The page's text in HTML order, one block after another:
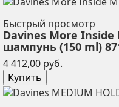
Быстрый просмотр
Davines More Inside
шампунь (150 ml)
4 412,00 руб.
Купить